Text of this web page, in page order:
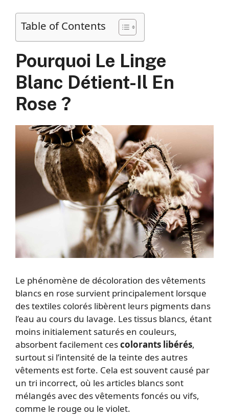
Table of Contents
Pourquoi Le Linge
Blanc Détient-Il En
Rose ?
Le phénomène de décoloration des vêtements
blancs en rose survient principalement lorsque
des textiles colorés libèrent leurs pigments dans
l’eau au cours du lavage. Les tissus blancs, étant
moins initialement saturés en couleurs,
absorbent facilement cescolorants libérés,
surtout si l’intensité de la teinte des autres
vêtements est forte. Cela est souvent causé par
un tri incorrect, où les articles blancs sont
mélangés avec des vêtements foncés ou vifs,
comme le rouge ou le violet.